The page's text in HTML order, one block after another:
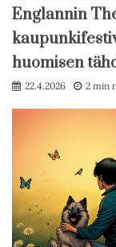
Englannin
huomisen
22.4.2026 2 min